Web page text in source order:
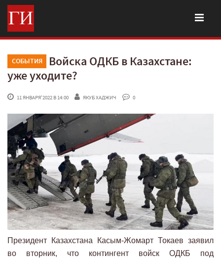
СОБЫТИЯ
Войска ОДКБ в Казахстане:
уже уходите?
11 ЯНВАРЯ'2022 В 14:00 ЯКУБ ХАДЖИЧ 0
Президент Казахстана Касым-Жомарт Токаев заявил
во вторник, что контингент войск ОДКБ под